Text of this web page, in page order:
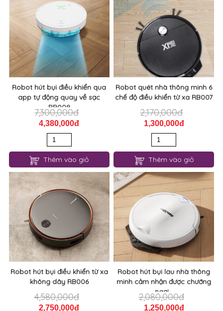
Robot hút bụi điều khiển qua
app tự động quay về sạc
RB008
7,300,000đ
4,380,000đ
Thêm vào giỏ
Robot quét nhà thông minh 6
chế độ điều khiển từ xa RB007
2,170,000đ
1,300,000đ
Thêm vào giỏ
Robot hút bụi điều khiển từ xa
không dây RB006
4,580,000đ
2,750,000đ
Robot hút bụi lau nhà thông
minh cảm nhận được chướng
ngại...
2,080,000đ
1,250,000đ